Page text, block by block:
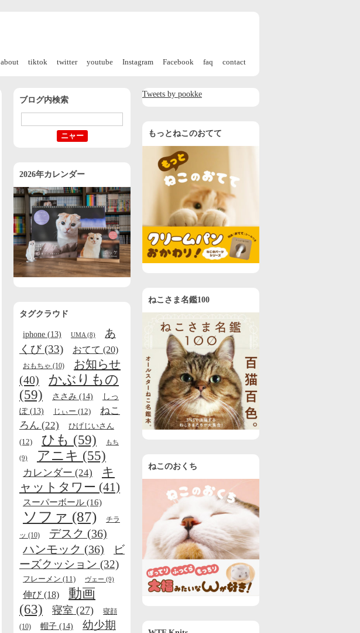
about tiktok twitter youtube Instagram Facebook faq contact
ブログ内検索
2026年カレンダー
タグクラウド
iphone (13) UMA (8)
あ
くび(33) おてて (20)
おもちゃ (10)
お知らせ
(40)
かぶりもの
(59)
ささみ (14)
しっ
ぽ(13) じぃー (12)
ねこ
ろん (22)
ひげじいさん
(12)
ひも (59) もち
(9) アニキ (55)
カレンダー (24)
キ
ャットタワー (41)
スーパーボール (16)
ソファ (87)
チラ
ッ (10) デスク (36)
ハンモック (36)
ビ
ーズクッション (32)
フレーメン (11) ヴェー (9)
伸び (18)
動画
(63)
寝室 (27)
寝顔
(10)
帽子 (14)
幼少期
Tweets by pookke
もっとねこのおてて
ねこさま名鑑100
ねこのおくち